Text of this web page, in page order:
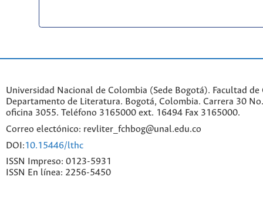
Universidad Nacional de Colombia (Sede Bogotá). Facultad de
Departamento de Literatura. Bogotá, Colombia. Carrera 30
oficina 3055. Teléfono 3165000 ext. 16494 Fax 3165000.
Correo electónico: revliter_fchbog@unal.edu.co
DOI:10.15446/lthc
ISSN Impreso: 0123-5931
ISSN En línea: 2256-5450